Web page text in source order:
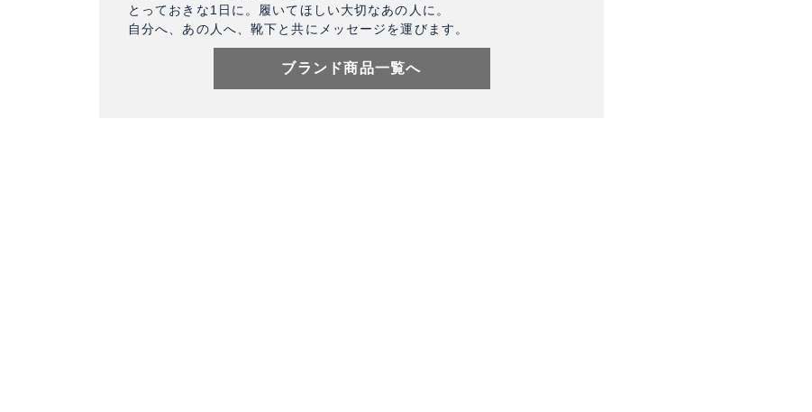
とっておきな1日に。履いてほしい大切なあの人に。
自分へ、あの人へ、靴下と共にメッセージを運びます。
ブランド商品一覧へ